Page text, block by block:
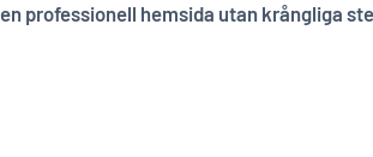
en professionell hemsida utan krångliga